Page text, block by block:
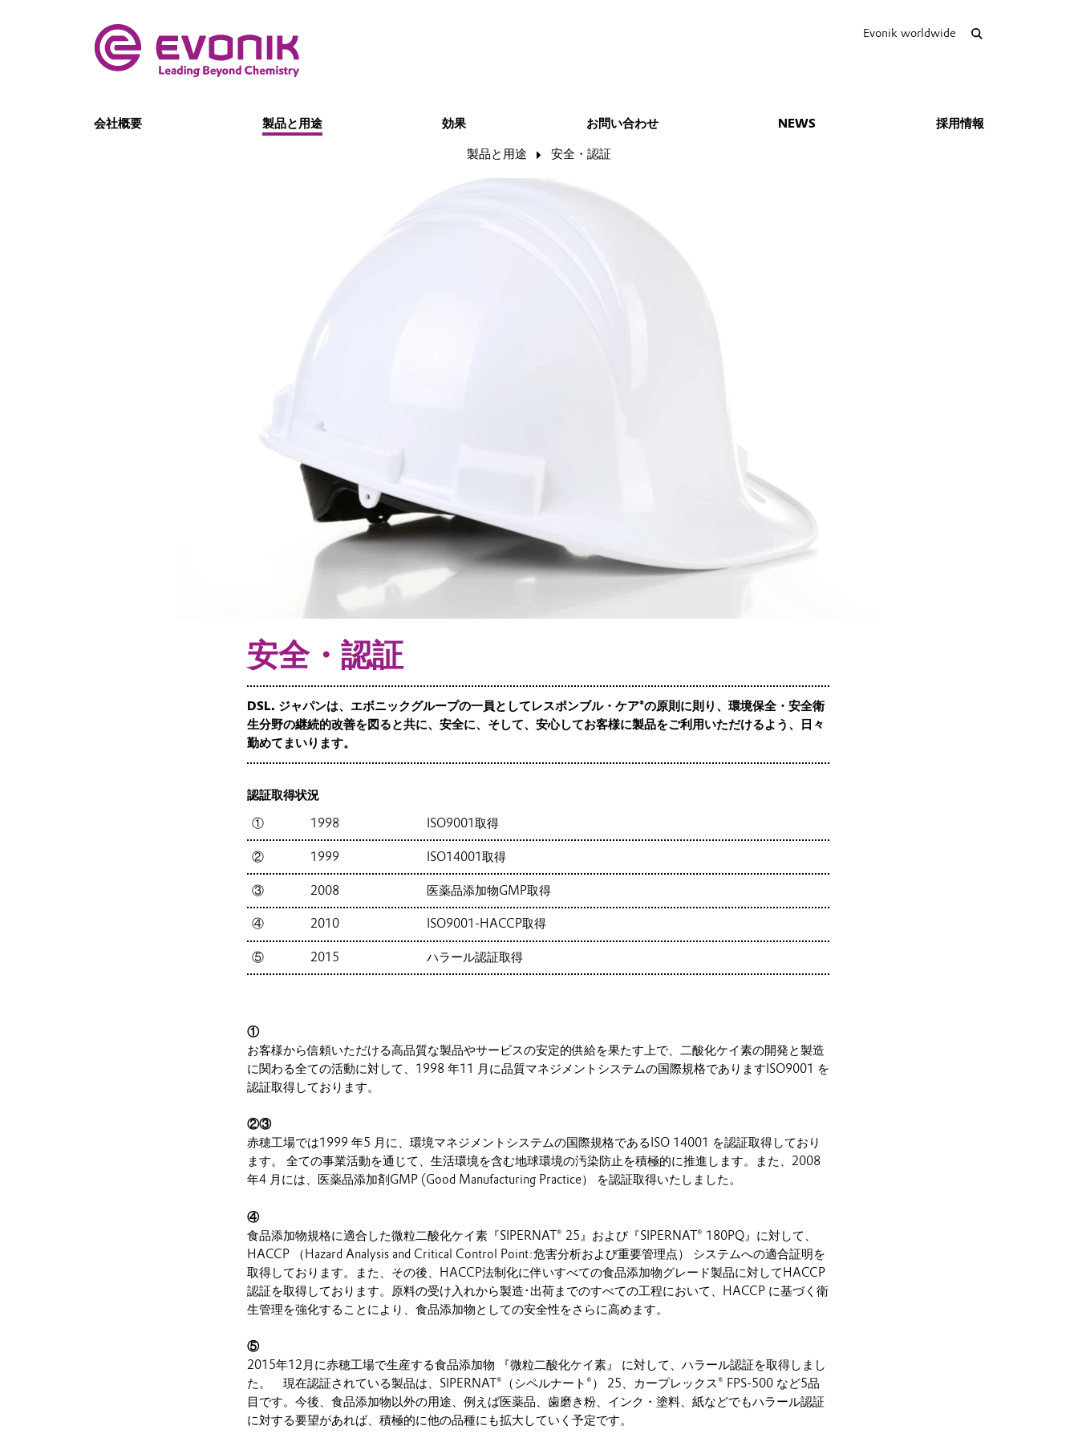
Evonik worldwide
会社概要 製品と用途 効果 お問い合わせ NEWS 採用情報
製品と用途 安全・認証
安全・認証
DSL. ジャパンは、エボニックグループの一員としてレスポンブル・ケア®の原則に則り、環境保全・安全衛
生分野の継続的改善を図ると共に、安全に、そして、安心してお客様に製品をご利用いただけるよう、日々
勤めてまいります。
認証取得状況
①
1998 ISO9001取得
② 1999 ISO14001取得
③ 2008 医薬品添加物GMP取得
④ 2010 ISO9001-HACCP取得
⑤ 2015 ハラール認証取得
①
お客様から信頼いただける高品質な製品やサービスの安定的供給を果たす上で、二酸化ケイ素の開発と製造
に関わる全ての活動に対して、1998 年11 月に品質マネジメントシステムの国際規格でありますISO9001 を
認証取得しております。
②③
赤穂工場では1999 年5 月に、環境マネジメントシステムの国際規格であるISO 14001 を認証取得しており
ます。 全ての事業活動を通じて、生活環境を含む地球環境の汚染防止を積極的に推進します。また、2008
年4 月には、医薬品添加剤GMP (Good Manufacturing Practice） を認証取得いたしました。
④
食品添加物規格に適合した微粒二酸化ケイ素『SIPERNAT® 25』および『SIPERNAT® 180PQ』に対して、
HACCP （Hazard Analysis and Critical Control Point:危害分析および重要管理点） システムへの適合証明を
取得しております。また、その後、HACCP法制化に伴いすべての食品添加物グレード製品に対してHACCP
認証を取得しております。原料の受け入れから製造･出荷までのすべての工程において、HACCP に基づく衛
生管理を強化することにより、食品添加物としての安全性をさらに高めます。
⑤
2015年12月に赤穂工場で生産する食品添加物 『微粒二酸化ケイ素』 に対して、ハラール認証を取得しまし
た。 現在認証されている製品は、SIPERNAT®（シペルナート®） 25、カープレックス® FPS-500 など5品
目です。今後、食品添加物以外の用途、例えば医薬品、歯磨き粉、インク・塗料、紙などでもハラール認証
に対する要望があれば、積極的に他の品種にも拡大していく予定です。